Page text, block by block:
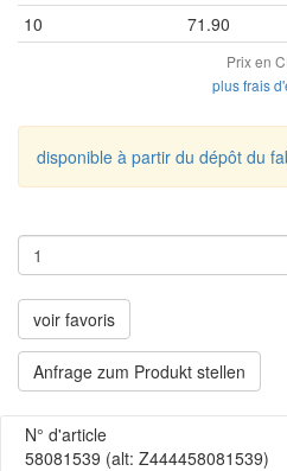
10 71.90
Prix en
plus frais
disponible à partir du dépôt du
voir favoris
Anfrage zum Produkt stellen
N° d'article
58081539 (alt: Z444458081539)